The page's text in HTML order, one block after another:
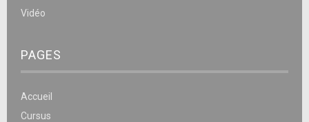
Vidéo
PAGES
Accueil
Cursus